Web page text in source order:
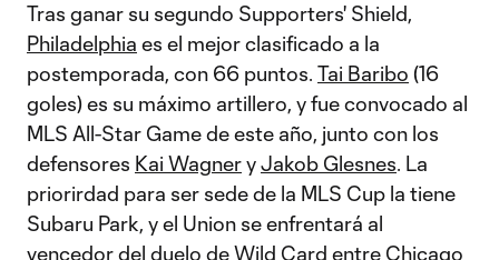
Tras ganar su segundo Supporters' Shield,
Philadelphia es el mejor clasificado a la
postemporada, con 66 puntos. Tai Baribo (16
goles) es su máximo artillero, y fue convocado al
MLS All-Star Game de este año, junto con los
defensores Kai WagneryJakob Glesnes. La
priorirdad para ser sede de la MLS Cup la tiene
Subaru Park, y el Union se enfrentará al
vencedor del duelo de Wild Card entre Chicago